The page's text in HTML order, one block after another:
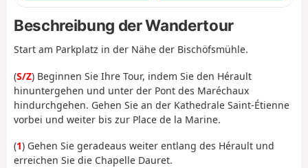
Beschreibung der Wandertour
Start am Parkplatz in der Nähe der Bischöfsmühle.
(S/Z) Beginnen Sie Ihre Tour, indem Sie den Hérault
hinuntergehen und unter der Pont des Maréchaux
hindurchgehen. Gehen Sie an der Kathedrale Saint-Étienne
vorbei und weiter bis zur Place de la Marine.
(1) Gehen Sie geradeaus weiter entlang des Hérault und
erreichen Sie die Chapelle Dauret.